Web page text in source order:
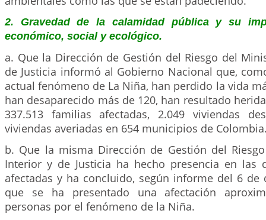
2. Gravedad de la calamidad pública y su
económico, social y ecológico.
a. Que la Dirección de Gestión del Riesgo del
de Justicia informó al Gobierno Nacional que,
actual fenómeno de La Niña, han perdido la vida
han desaparecido más de 120, han resultado
337.513 familias afectadas, 2.049 viviendas
viviendas averiadas en 654 municipios de
b. Que la misma Dirección de Gestión del
Interior y de Justicia ha hecho presencia en las
afectadas y ha concluido, según informe del 6 de
que se ha presentado una afectación
personas por el fenómeno de la Niña.